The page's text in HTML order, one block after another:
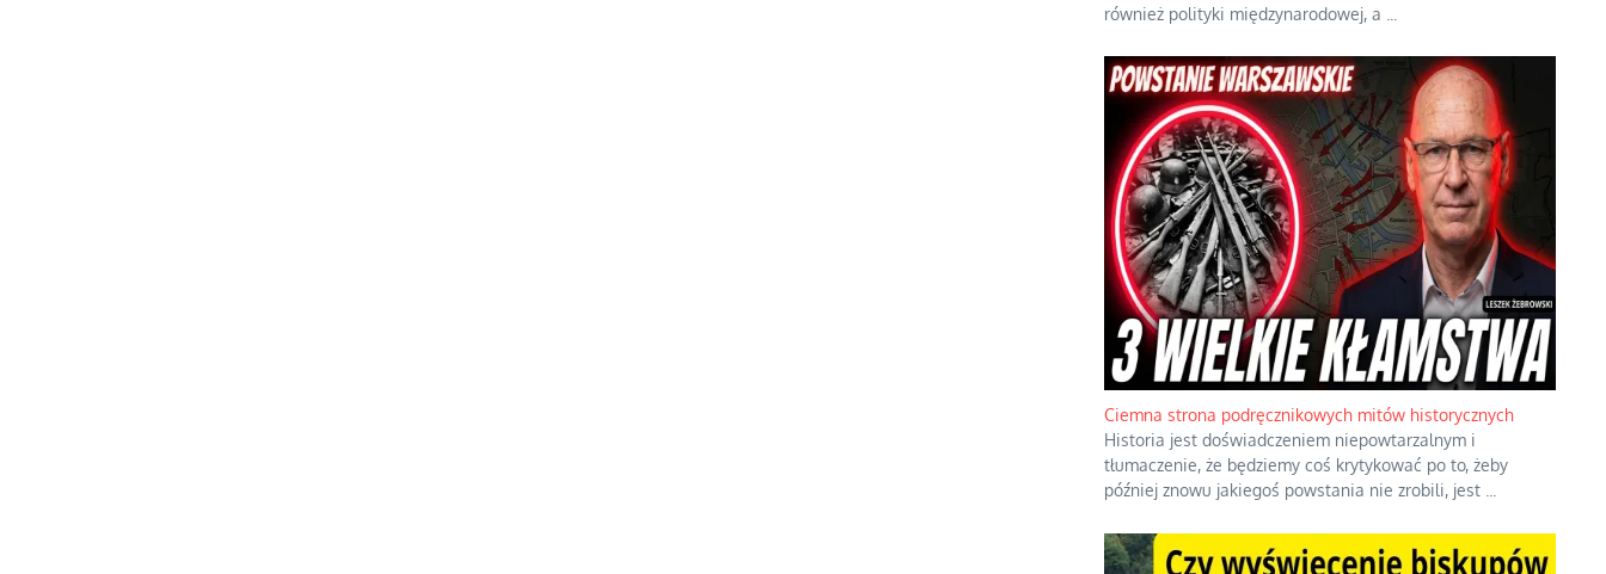
również polityki międzynarodowej, a
Ciemna strona podręcznikowych mitów historycznych
Historia jest doświadczeniem niepowtarzalnym i
tłumaczenie, że będziemy coś krytykować po to, żeby
później znowu jakiegoś powstania nie zrobili, jest